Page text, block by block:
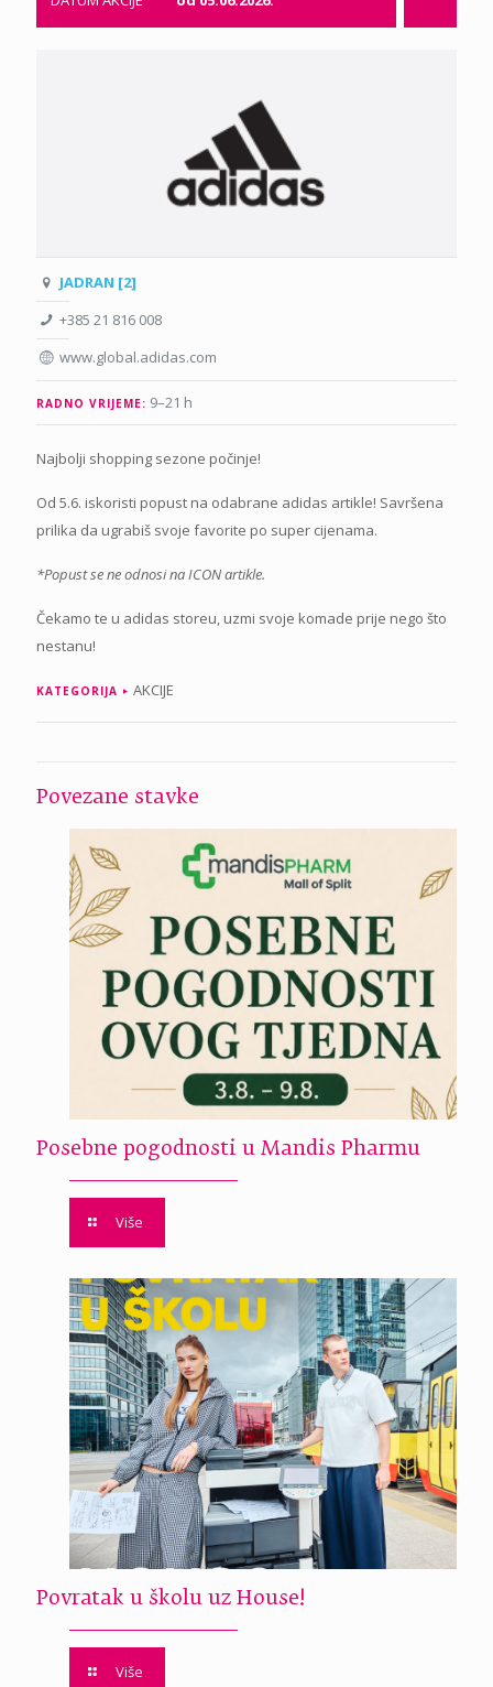
JADRAN [2]
+385 21 816 008
www.global.adidas.com
RADNO VRIJEME: 9–21 h
Najbolji shopping sezone počinje!
Od 5.6. iskoristi popust na odabrane adidas artikle! Savršena
prilika da ugrabiš svoje favorite po super cijenama.
*Popust se ne odnosi na ICON artikle.
Čekamo te u adidas storeu, uzmi svoje komade prije nego što
nestanu!
KATEGORIJA AKCIJE
Povezane stavke
Posebne pogodnosti u Mandis Pharmu
Više
Povratak u školu uz House!
Više